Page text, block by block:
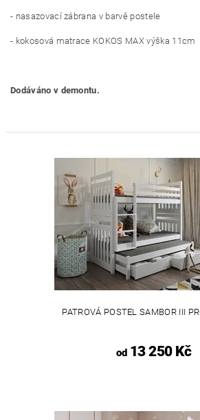
- nasazovací zábrana v barvě postele
- kokosová matrace KOKOS MAX výška 11cm
Dodáváno v demontu.
PATROVÁ POSTEL SAMBOR III
od13 250 Kč